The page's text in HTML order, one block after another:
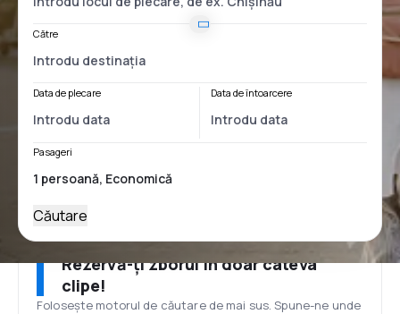
Către
Data de plecare Data de întoarcere
Pasageri
Căutare
Rezervă-ți zborul în doar câteva
clipe!
Folosește motorul de căutare de mai sus. Spune-ne unde